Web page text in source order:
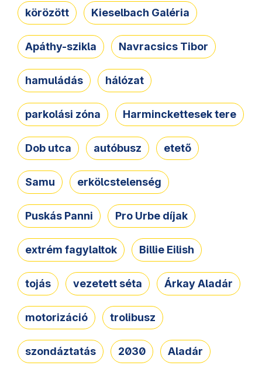
körözött Kieselbach Galéria
Apáthy-szikla Navracsics Tibor
hamuládás hálózat
parkolási zóna Harminckettesek tere
Dob utca autóbusz etető
Samu erkölcstelenség
Puskás Panni Pro Urbe díjak
extrém fagylaltok Billie Eilish
tojás vezetett séta Árkay Aladár
motorizáció trolibusz
szondáztatás 2030 Aladár